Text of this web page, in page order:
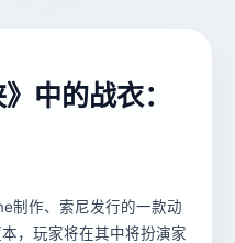
中的战衣：
制作、索尼发行的一款动
，玩家将在其中将扮演家